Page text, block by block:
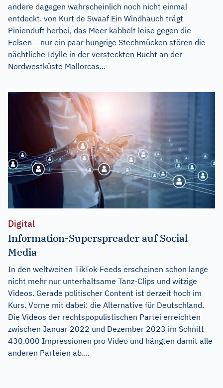
andere dagegen wahrscheinlich noch nicht einmal
entdeckt. von Kurt de Swaaf Ein Windhauch trägt
Pinienduft herbei, das Meer kabbelt leise gegen die
Felsen – nur ein paar hungrige Stechmücken stören die
nächtliche Idylle in der versteckten Bucht an der
Nordwestküste Mallorcas...
Digital
Information-Superspreader auf Social
Media
In den weltweiten TikTok-Feeds erscheinen schon lange
nicht mehr nur unterhaltsame Tanz-Clips und witzige
Videos. Gerade politischer Content ist derzeit hoch im
Kurs. Vorne mit dabei: die Alternative für Deutschland.
Die Videos der rechtspopulistischen Partei erreichten
zwischen Januar 2022 und Dezember 2023 im Schnitt
430.000 Impressionen pro Video und hängten damit alle
anderen Parteien ab....